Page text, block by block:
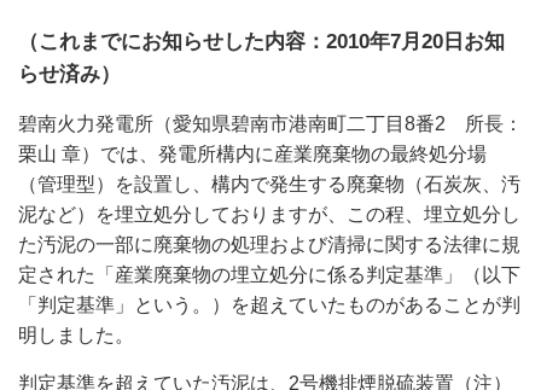
（これまでにお知らせした内容：2010年7月20日お知
らせ済み）
碧南火力発電所（愛知県碧南市港南町二丁目8番2 所長：
栗山 章）では、発電所構内に産業廃棄物の最終処分場
（管理型）を設置し、構内で発生する廃棄物（石炭灰、汚
泥など）を埋立処分しておりますが、この程、埋立処分し
た汚泥の一部に廃棄物の処理および清掃に関する法律に規
定された「産業廃棄物の埋立処分に係る判定基準」（以下
「判定基準」という。）を超えていたものがあることが判
明しました。
判定基準を超えていた汚泥は、2号機排煙脱硫装置（注）